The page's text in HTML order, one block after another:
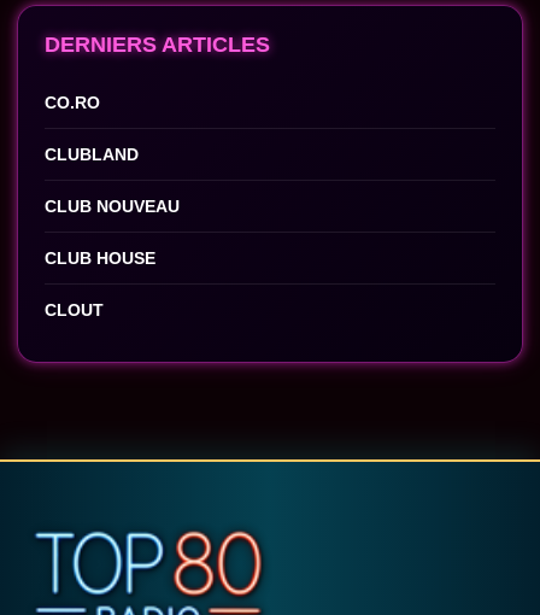
DERNIERS ARTICLES
CO.RO
CLUBLAND
CLUB NOUVEAU
CLUB HOUSE
CLOUT